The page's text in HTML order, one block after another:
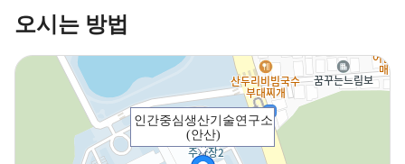
오시는 방법
인간중심생산기술연구소
(안산)